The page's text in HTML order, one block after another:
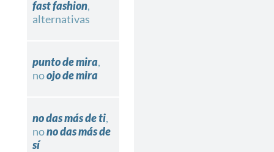
fast fashion,
alternativas
punto de mira,
noojo de mira
no das más de ti,
nono das más de
sí